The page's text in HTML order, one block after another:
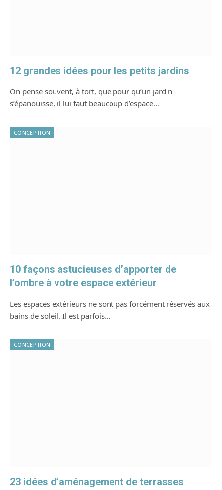
12 grandes idées pour les petits jardins
On pense souvent, à tort, que pour qu’un jardin
s’épanouisse, il lui faut beaucoup d’espace…
CONCEPTION
10 façons astucieuses d’apporter de
l’ombre à votre espace extérieur
Les espaces extérieurs ne sont pas forcément réservés aux
bains de soleil. Il est parfois…
CONCEPTION
23 idées d’aménagement de terrasses